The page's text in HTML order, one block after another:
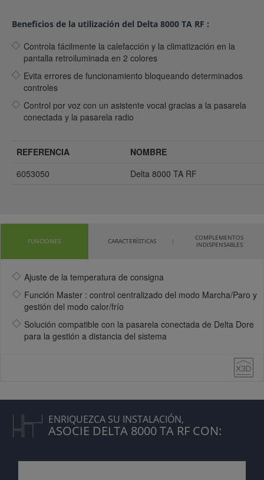
Beneficios de la utilización del Delta 8000 TA RF :
Controla fácilmente la calefacción y la climatización en la
pantalla retroiluminada en 2 colores
Evita errores de funcionamiento bloqueando determinados
controles
Control por voz con un asistente vocal gracias a la pasarela
conectada y la pasarela radio
REFERENCIA
NOMBRE
6053050
Delta 8000 TA RF
FUNCIONES CARACTERÍSTICAS
COMPLEMENTOS
INDISPENSABLES
Ajuste de la temperatura de consigna
Función Master : control centralizado del modo Marcha/Paro y
gestión del modo calor/frío
Solución compatible con la pasarela conectada de Delta Dore
para la gestión a distancia del sistema
ENRIQUEZCA SU INSTALACIÓN,
ASOCIE DELTA 8000 TA RF CON: